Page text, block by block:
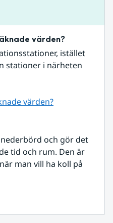
värden?
istället
stationer i närheten
värden?
och gör det
tid och rum. Den är
man vill ha koll på